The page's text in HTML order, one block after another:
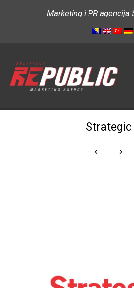
Marketing i PR agencija
Strategic